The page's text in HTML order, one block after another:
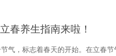
春养生指南来啦！
气，标志着春天的开始。在立春